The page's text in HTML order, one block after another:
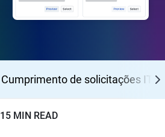
Cumprimento de solicitações ITIL
15 MIN READ